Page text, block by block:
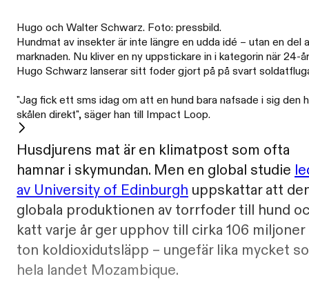
Hugo och Walter Schwarz. Foto: pressbild.
Hundmat av insekter är inte längre en udda idé – utan en del
marknaden. Nu kliver en ny uppstickare in i kategorin när 24-
Hugo Schwarz lanserar sitt foder gjort på på svart
"Jag fick ett sms idag om att en hund bara nafsade i sig den
skålen direkt", säger han till Impact Loop.
Husdjurens mat är en klimatpost som ofta
hamnar i skymundan. Men en global studie
av University of Edinburgh uppskattar att
globala produktionen av torrfoder till hund
katt varje år ger upphov till cirka 106 miljoner
ton koldioxidutsläpp – ungefär lika mycket
hela landet Mozambique.